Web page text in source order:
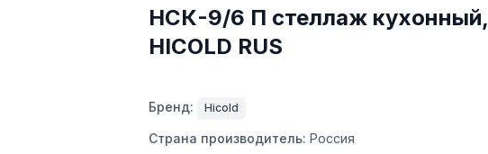
НСК-9/6 П стеллаж
HICOLD RUS
Бренд: Hicold
Страна производитель: Россия